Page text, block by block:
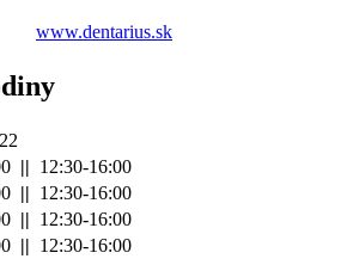
www.dentarius.sk
|| 12:30-16:00
|| 12:30-16:00
|| 12:30-16:00
|| 12:30-16:00